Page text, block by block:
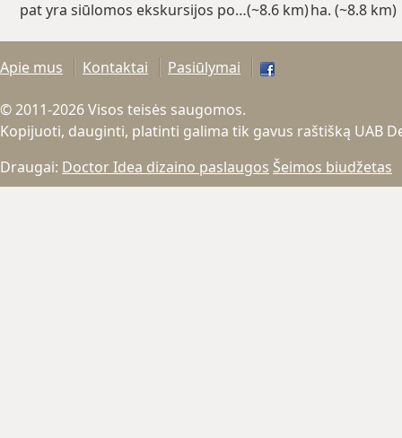
pat yra siūlomos ekskursijos po…(~8.6 km)ha. (~8.8 km)
Apie mus Kontaktai Pasiūlymai
© 2011-2026 Visos teisės saugomos.
Kopijuoti, dauginti, platinti galima tik gavus raštišką UAB
Draugai: Doctor Idea dizaino paslaugos Šeimos biudžetas